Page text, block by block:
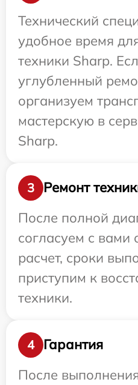
Технический
удобное время
техники Sharp.
углубленный
организуем
мастерскую в
Sharp.
3
Ремонт
После полной
согласуем с вами
расчет, сроки
приступим к
техники.
4
Гарантия
После